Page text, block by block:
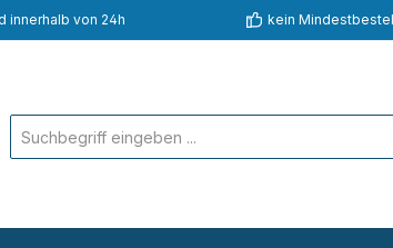
innerhalb von 24h kein